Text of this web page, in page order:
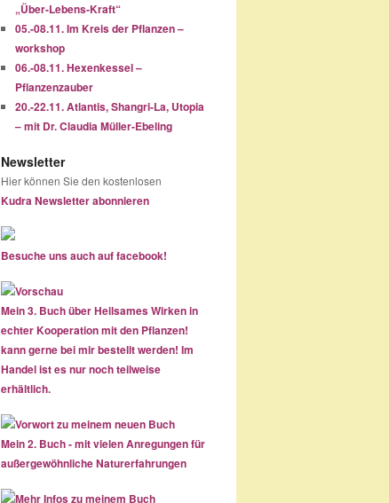
„Über-Lebens-Kraft“
05.-08.11. Im Kreis der Pflanzen –
workshop
06.-08.11. Hexenkessel –
Pflanzenzauber
20.-22.11. Atlantis, Shangri-La, Utopia
– mit Dr. Claudia Müller-Ebeling
Newsletter
Hier können Sie den kostenlosen
Kudra Newsletter abonnieren
Besuche uns auch auf facebook!
Mein 3. Buch über Heilsames Wirken in
echter Kooperation mit den Pflanzen!
kann gerne bei mir bestellt werden! Im
Handel ist es nur noch teilweise
erhältlich.
Mein 2. Buch - mit vielen Anregungen für
außergewöhnliche Naturerfahrungen